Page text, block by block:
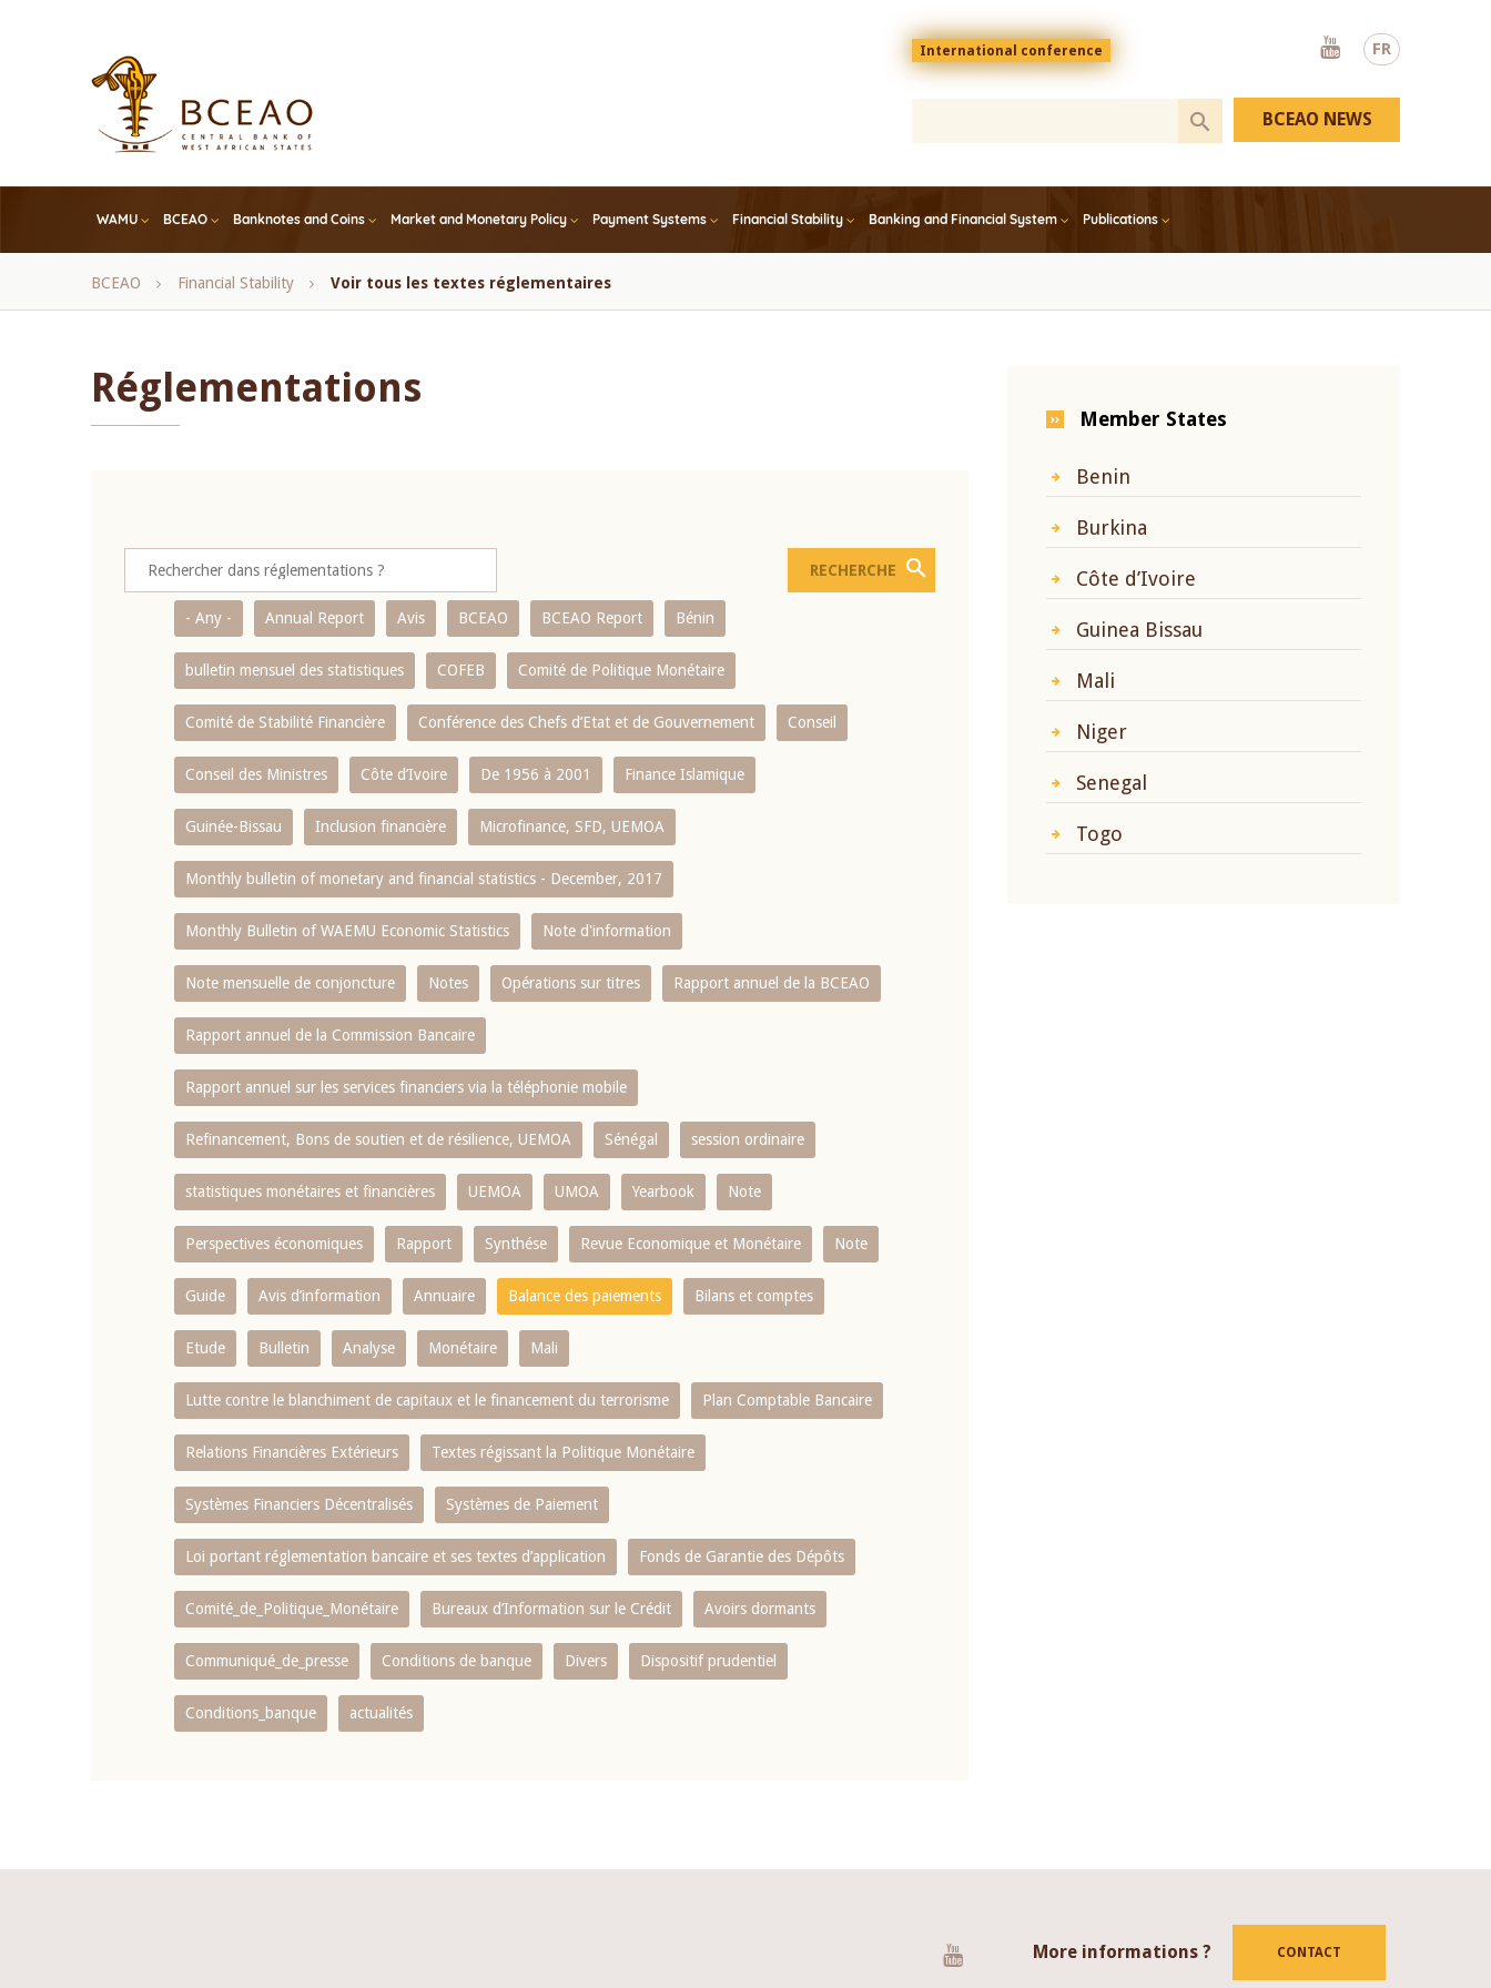
FR
Menu
top
En
International conference
Youtube
WAMU BCEAO Banknotes and Coins Market and Monetary Policy Payment Systems Financial Stability Banking and Financial System Publications
BCEAO NEWS
Breadcrumb
BCEAO Financial Stability Voir tous les textes réglementaires
Réglementations
- Any - Annual Report Avis BCEAO BCEAO Report Bénin
bulletin mensuel des statistiques COFEB Comité de Politique Monétaire
Comité de Stabilité Financière Conférence des Chefs d’Etat et de Gouvernement Conseil
Conseil des Ministres Côte d’Ivoire De 1956 à 2001 Finance Islamique
Guinée-Bissau Inclusion financière Microfinance, SFD, UEMOA
Monthly bulletin of monetary and financial statistics - December, 2017
Monthly Bulletin of WAEMU Economic Statistics Note d'information
Note mensuelle de conjoncture Notes Opérations sur titres Rapport annuel de la BCEAO
Rapport annuel de la Commission Bancaire
Rapport annuel sur les services financiers via la téléphonie mobile
Refinancement, Bons de soutien et de résilience, UEMOA Sénégal session ordinaire
statistiques monétaires et financières UEMOA UMOA Yearbook Note
Perspectives économiques Rapport Synthése Revue Economique et Monétaire Note
Guide Avis d’information Annuaire Balance des paiements Bilans et comptes
Etude Bulletin Analyse Monétaire Mali
Lutte contre le blanchiment de capitaux et le financement du terrorisme Plan Comptable Bancaire
Relations Financières Extérieurs Textes régissant la Politique Monétaire
Systèmes Financiers Décentralisés Systèmes de Paiement
Loi portant réglementation bancaire et ses textes d’application Fonds de Garantie des Dépôts
Comité_de_Politique_Monétaire Bureaux d’Information sur le Crédit Avoirs dormants
Communiqué_de_presse Conditions de banque Divers Dispositif prudentiel
Conditions_banque actualités
Member States
Benin
Burkina
Côte d’Ivoire
Guinea Bissau
Mali
Niger
Senegal
Togo
More informations ? CONTACT